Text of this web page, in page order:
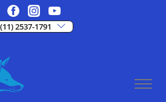
(11) 2537-1791